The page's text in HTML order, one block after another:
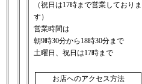
（祝日は17時まで営業しておりま
す）
営業時間は
朝9時30分から18時30分まで
土曜日、祝日は17時まで
お店へのアクセス方法